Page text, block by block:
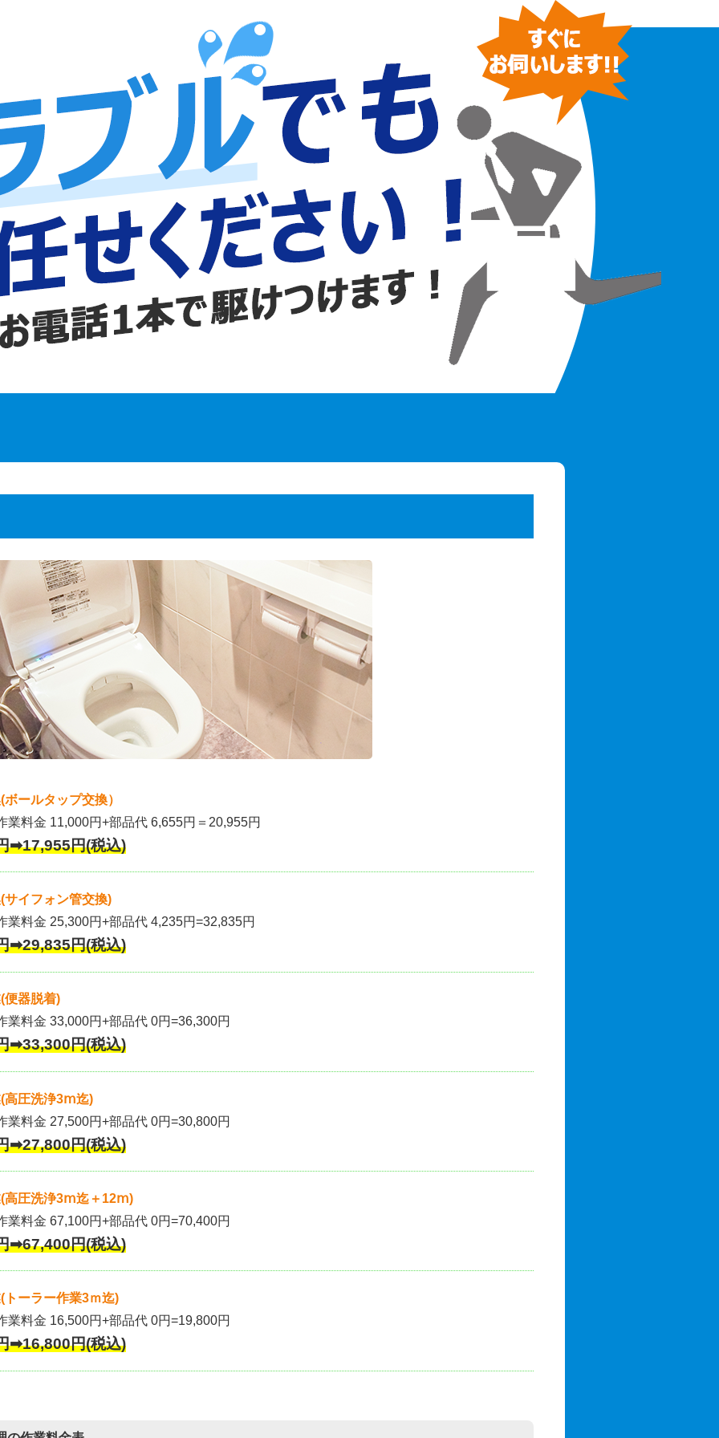
ールタップ交換）
業料金 11,000円+部品代 6,655円＝20,955円
➡17,955円(税込)
サイフォン管交換)
業料金 25,300円+部品代 4,235円=32,835円
➡29,835円(税込)
便器脱着)
業料金 33,000円+部品代 0円=36,300円
➡33,300円(税込)
高圧洗浄3ⅿ迄)
業料金 27,500円+部品代 0円=30,800円
➡27,800円(税込)
(高圧洗浄3ⅿ迄＋12ⅿ)
業料金 67,100円+部品代 0円=70,400円
➡67,400円(税込)
トーラー作業3ｍ迄)
業料金 16,500円+部品代 0円=19,800円
➡16,800円(税込)